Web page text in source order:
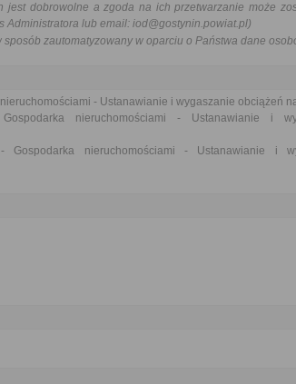
jest dobrowolne a zgoda na ich przetwarzanie może
Administratora lub email: iod@gostynin.powiat.pl)
zautomatyzowany w oparciu o Państwa dane
- Ustanawianie i wygaszanie obciążeń
nieruchomościami - Ustanawianie i
Gospodarka nieruchomościami - Ustanawianie i